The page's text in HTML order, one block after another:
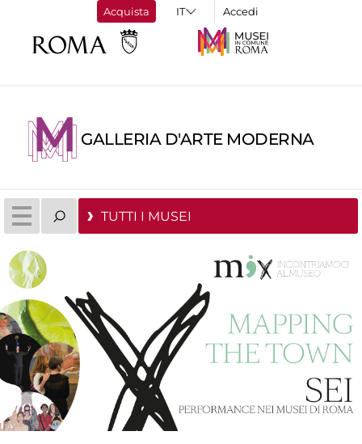
Acquista Accedi
GALLERIA D'ARTE MODERNA
TUTTI I MUSEI